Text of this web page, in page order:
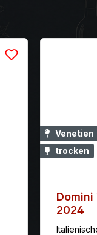
Venetien
trocken
Domini
2024